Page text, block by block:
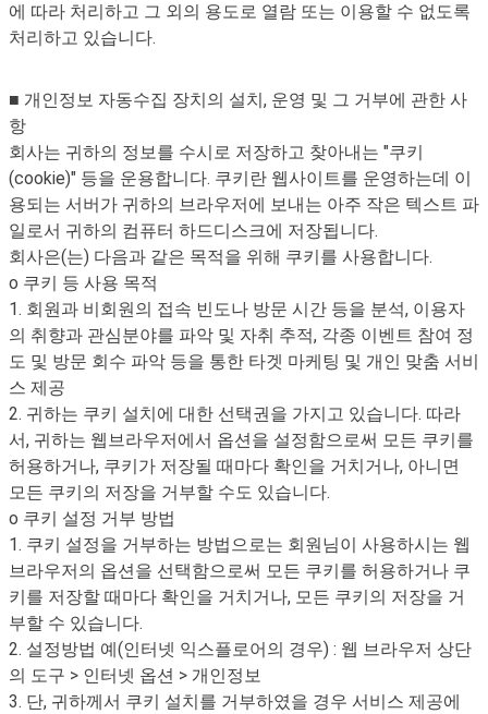
에 따라 처리하고 그 외의 용도로 열람 또는 이용할 수 없도록
처리하고 있습니다.
■ 개인정보 자동수집 장치의 설치, 운영 및 그 거부에 관한 사
항
회사는 귀하의 정보를 수시로 저장하고 찾아내는 "쿠키
(cookie)" 등을 운용합니다. 쿠키란 웹사이트를 운영하는데 이
용되는 서버가 귀하의 브라우저에 보내는 아주 작은 텍스트 파
일로서 귀하의 컴퓨터 하드디스크에 저장됩니다.
회사은(는) 다음과 같은 목적을 위해 쿠키를 사용합니다.
o 쿠키 등 사용 목적
1. 회원과 비회원의 접속 빈도나 방문 시간 등을 분석, 이용자
의 취향과 관심분야를 파악 및 자취 추적, 각종 이벤트 참여 정
도 및 방문 회수 파악 등을 통한 타겟 마케팅 및 개인 맞춤 서비
스 제공
2. 귀하는 쿠키 설치에 대한 선택권을 가지고 있습니다. 따라
서, 귀하는 웹브라우저에서 옵션을 설정함으로써 모든 쿠키를
허용하거나, 쿠키가 저장될 때마다 확인을 거치거나, 아니면
모든 쿠키의 저장을 거부할 수도 있습니다.
o 쿠키 설정 거부 방법
1. 쿠키 설정을 거부하는 방법으로는 회원님이 사용하시는 웹
브라우저의 옵션을 선택함으로써 모든 쿠키를 허용하거나 쿠
키를 저장할 때마다 확인을 거치거나, 모든 쿠키의 저장을 거
부할 수 있습니다.
2. 설정방법 예(인터넷 익스플로어의 경우) : 웹 브라우저 상단
의 도구 > 인터넷 옵션 > 개인정보
3. 단, 귀하께서 쿠키 설치를 거부하였을 경우 서비스 제공에